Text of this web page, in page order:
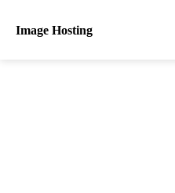
Image Hosting